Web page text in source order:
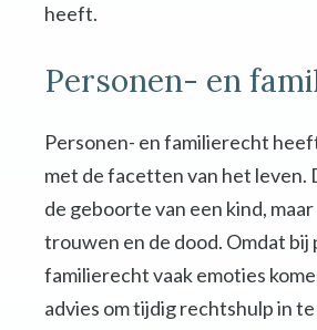
heeft.
Personen- en
Personen- en familierecht
met de facetten van het leven.
de geboorte van een kind, maar
trouwen en de dood. Omdat bij
familierecht vaak emoties
advies om tijdig rechtshulp in